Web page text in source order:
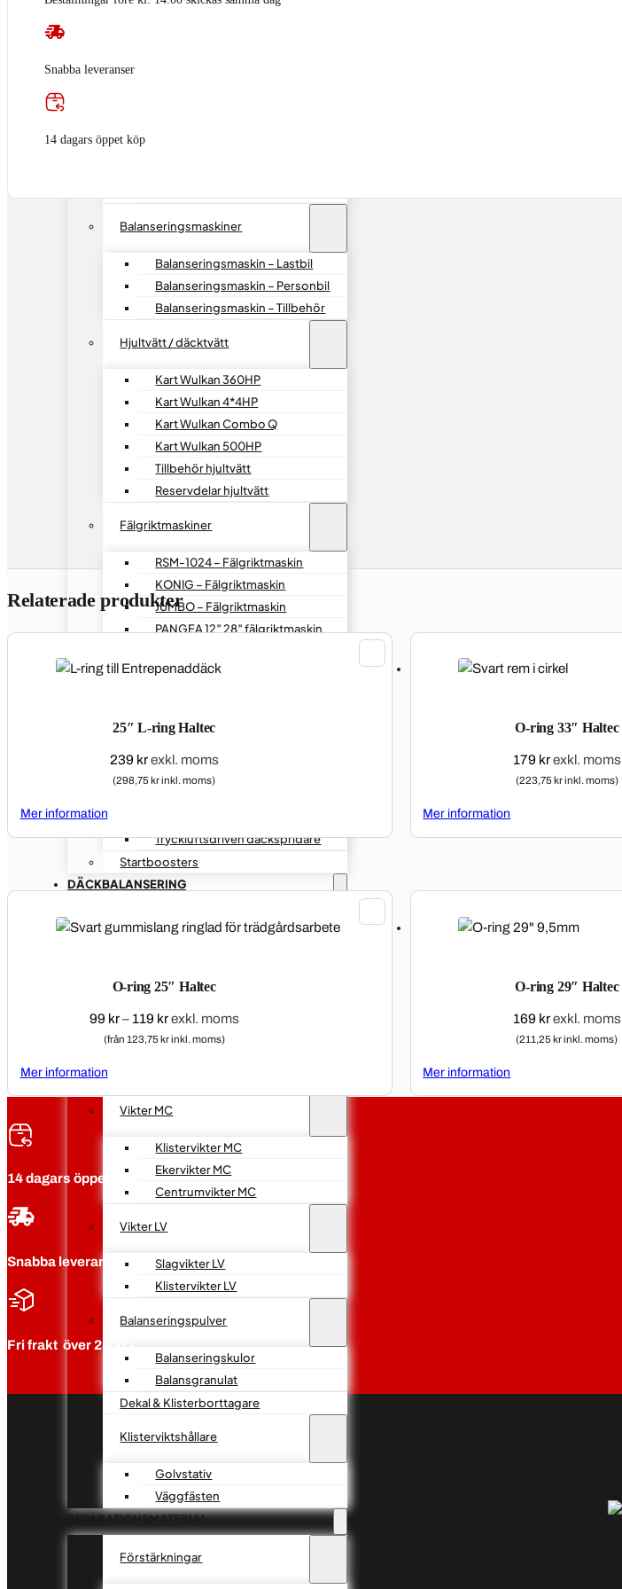
Hydraliska Domkrafter
MASKINER & TILLBEHÖR
Balanseringsmaskiner
Balanseringsmaskin – Lastbil
Balanseringsmaskin – Personbil
Balanseringsmaskin – Tillbehör
Hjultvätt / däcktvätt
Kart Wulkan 360HP
Kart Wulkan 4*4HP
Kart Wulkan Combo Q
Kart Wulkan 500HP
Tillbehör hjultvätt
Reservdelar hjultvätt
Fälgriktmaskiner
RSM-1024 – Fälgriktmaskin
KONIG – Fälgriktmaskin
JUMBO – Fälgriktmaskin
PANGEA 12″ 28″ fälgriktmaskin
Fälgpolering
Fälgpoleringsmaskin VKJ-24
Däckspridare
Tryckluftsdriven däckspridare
Startboosters
DÄCKBALANSERING
Slagvikter PV
Alufälgar PV
Klistervikter PV
Vikter MC
Klistervikter MC
Ekervikter MC
Centrumvikter MC
Vikter LV
Slagvikter LV
Klistervikter LV
Balanseringspulver
Balanseringskulor
Balansgranulat
Dekal & Klisterborttagare
Klisterviktshållare
Golvstativ
Väggfästen
REPARATIONSMATERIAL
Förstärkningar
Snabba leveranser
14 dagars öppet köp
Relaterade produkter
25″ L-ring Haltec
239 kr exkl. moms
(298,75 kr inkl. moms)
Mer information
O-ring 33″ Haltec
179 krexkl. moms
(223,75 kr inkl. moms)
Mer information
O-ring 25″ Haltec
99 kr – 119 krPrisintervall:
99 kr
exkl. moms
(från 123,75 kr inkl. moms)
Mer information
O-ring 29″ Haltec
169 krexkl. moms
(211,25 kr inkl. moms)
Mer information
14 dagars öppet köp
Snabba leveranser
Fri frakt över 2500:-